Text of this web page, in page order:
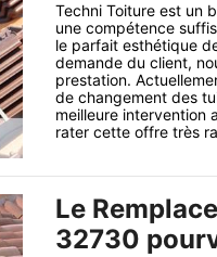
Techni Toiture est un
une compétence
le parfait esthétique
demande du client,
prestation.
de changement des
meilleure intervention
rater cette offre très
Le
32730